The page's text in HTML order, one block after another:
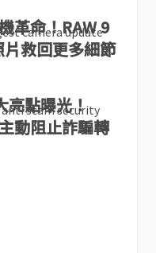
革命！RAW 9
救回更多細節
亮點曝光！
動阻止詐騙轉